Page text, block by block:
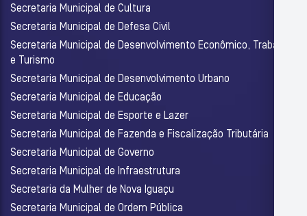
Secretaria Municipal de Cultura
Secretaria Municipal de Defesa Civil
Secretaria Municipal de Desenvolvimento Econômico, Trabalho
e Turismo
Secretaria Municipal de Desenvolvimento Urbano
Secretaria Municipal de Educação
Secretaria Municipal de Esporte e Lazer
Secretaria Municipal de Fazenda e Fiscalização Tributária
Secretaria Municipal de Governo
Secretaria Municipal de Infraestrutura
Secretaria da Mulher de Nova Iguaçu
Secretaria Municipal de Ordem Pública